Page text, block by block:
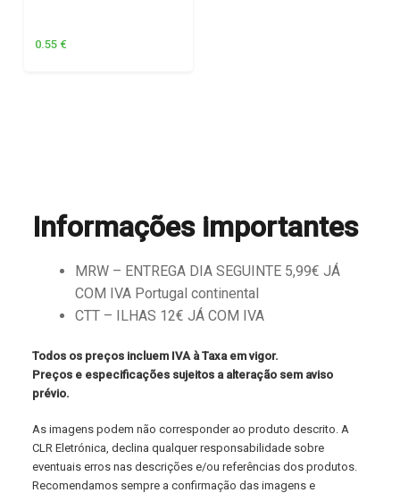
0.55 €
Informações importantes
MRW – ENTREGA DIA SEGUINTE 5,99€ JÁ
COM IVA Portugal continental
CTT – ILHAS 12€ JÁ COM IVA
Todos os preços incluem IVA à Taxa em vigor.
Preços e especificações sujeitos a alteração sem aviso
prévio.
As imagens podem não corresponder ao produto descrito. A
CLR Eletrónica, declina qualquer responsabilidade sobre
eventuais erros nas descrições e/ou referências dos produtos.
Recomendamos sempre a confirmação das imagens e